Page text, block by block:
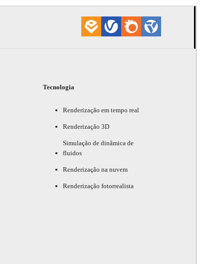
Tecnologia
Renderização em tempo real
Renderização 3D
Simulação de dinâmica de
fluidos
Renderização na nuvem
Renderização fotorrealista